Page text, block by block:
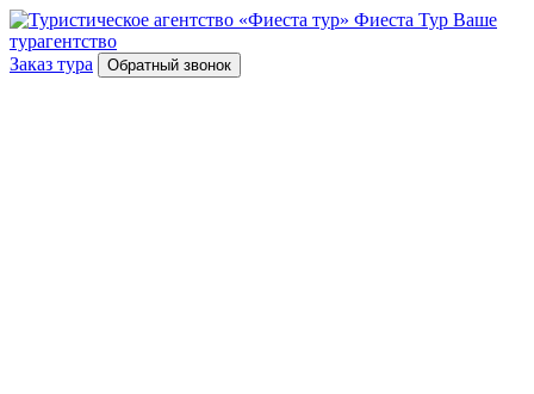
Фиеста Тур Ваше
турагентство
Заказ тура
Обратный звонок